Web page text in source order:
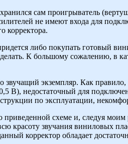
сам проигрыватель
не имеют входа для
корректора.
либо покупать готовый
К большому сожалению, в
звучащий экземпляр. Как
В), недостаточный для
по эксплуатации,
схеме и, следуя моим
красоту звучания виниловых
корректор обладает